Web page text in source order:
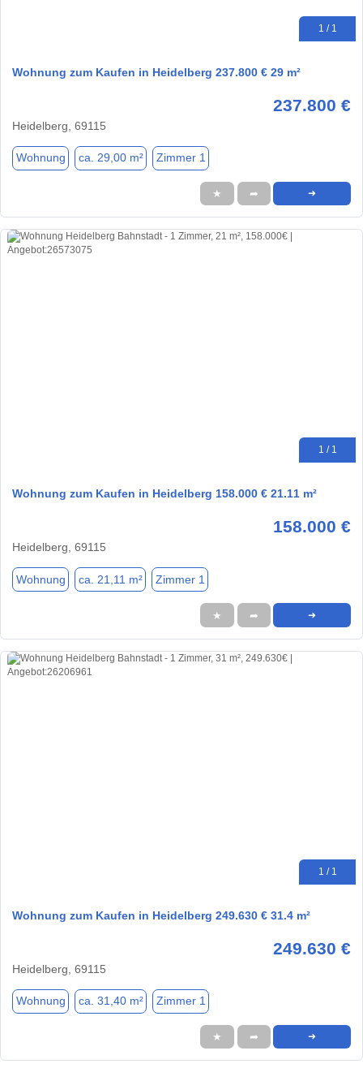
1 / 1
Wohnung zum Kaufen in Heidelberg 237.800 € 29 m²
237.800 €
Heidelberg, 69115
Wohnung ca. 29,00 m² Zimmer 1
★ ➦ ➜
1 / 1
Wohnung zum Kaufen in Heidelberg 158.000 € 21.11 m²
158.000 €
Heidelberg, 69115
Wohnung ca. 21,11 m² Zimmer 1
★ ➦ ➜
1 / 1
Wohnung zum Kaufen in Heidelberg 249.630 € 31.4 m²
249.630 €
Heidelberg, 69115
Wohnung ca. 31,40 m² Zimmer 1
★ ➦ ➜